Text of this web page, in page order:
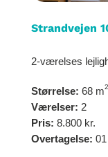
Strandvejen
2-værelses
Størrelse: 68 m2
Værelser: 2
Pris: 8.800 kr.
Overtagelse: